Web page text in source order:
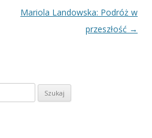
Mariola Landowska: Podróż w
przeszłość →